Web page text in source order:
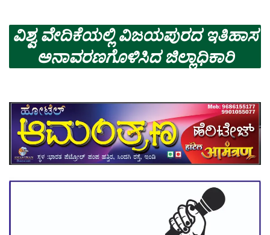
ವಿಶ್ವ ವೇದಿಕೆಯಲ್ಲಿ ವಿಜಯಪುರದ ಇತಿಹಾಸ
ಅನಾವರಣಗೊಳಿಸಿದ ಜಿಲ್ಲಾಧಿಕಾರಿ